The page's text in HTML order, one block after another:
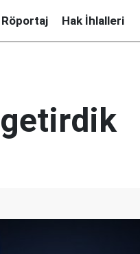
Röportaj Hak İhlalleri
getirdik